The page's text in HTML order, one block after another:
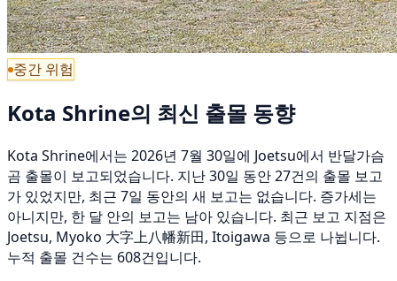
중간 위험
Kota Shrine의 최신 출몰 동향
Kota Shrine에서는 2026년 7월 30일에 Joetsu에서 반달가슴
곰 출몰이 보고되었습니다. 지난 30일 동안 27건의 출몰 보고
가 있었지만, 최근 7일 동안의 새 보고는 없습니다. 증가세는
아니지만, 한 달 안의 보고는 남아 있습니다. 최근 보고 지점은
Joetsu, Myoko 大字上八幡新田, Itoigawa 등으로 나뉩니다.
누적 출몰 건수는 608건입니다.